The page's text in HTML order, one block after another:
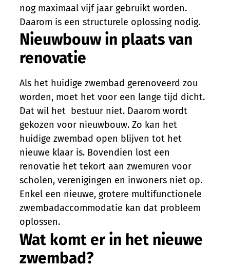
nog maximaal vijf jaar gebruikt worden.
Daarom is een structurele oplossing nodig.
Nieuwbouw in plaats van
renovatie
Als het huidige zwembad gerenoveerd zou
worden, moet het voor een lange tijd dicht.
Dat wil het bestuur niet. Daarom wordt
gekozen voor nieuwbouw. Zo kan het
huidige zwembad open blijven tot het
nieuwe klaar is. Bovendien lost een
renovatie het tekort aan zwemuren voor
scholen, verenigingen en inwoners niet op.
Enkel een nieuwe, grotere multifunctionele
zwembadaccommodatie kan dat probleem
oplossen.
Wat komt er in het nieuwe
zwembad?